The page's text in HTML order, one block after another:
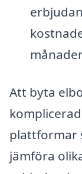
Att byta
plattformar
jämföra